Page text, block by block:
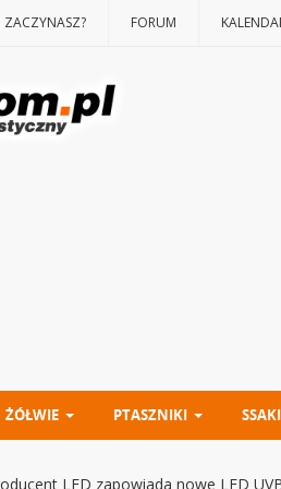
ZACZYNASZ? FORUM
ŻÓŁWIE PTASZNIKI SSAKI
LED zapowiada nowe LED